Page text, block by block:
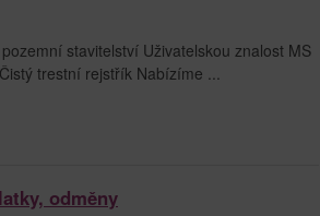
stavitelství Uživatelskou znalost MS
trestní rejstřík Nabízíme ...
odměny